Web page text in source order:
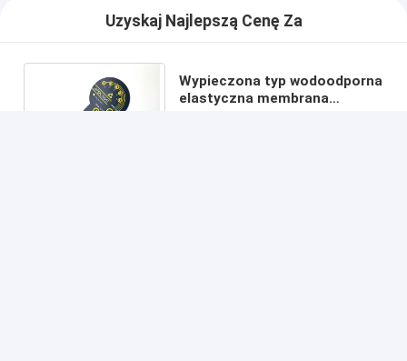
Uzyskaj Najlepszą Cenę Za
Wypieczona typ wodoodporna
elastyczna membrana